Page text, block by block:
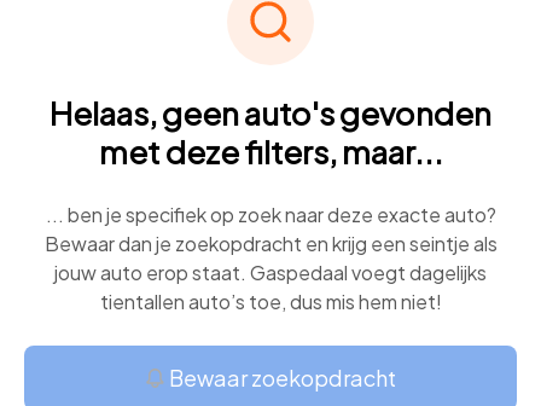
Helaas, geen auto's gevonden
met deze filters, maar...
... ben je specifiek op zoek naar deze exacte auto?
Bewaar dan je zoekopdracht en krijg een seintje als
jouw auto erop staat. Gaspedaal voegt dagelijks
tientallen auto’s toe, dus mis hem niet!
Bewaar zoekopdracht